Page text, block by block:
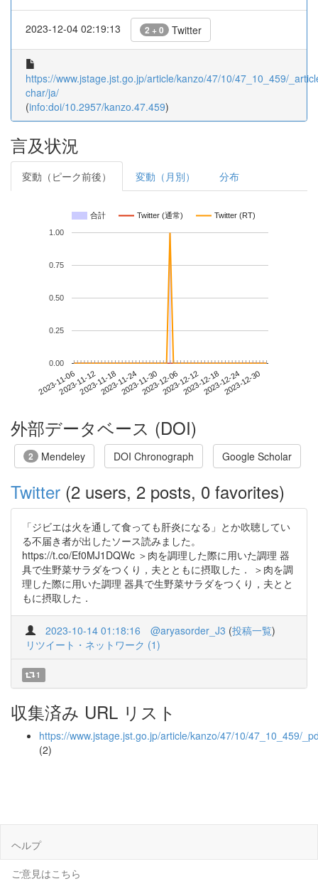
2023-12-04 02:19:13 2 + 0 Twitter
https://www.jstage.jst.go.jp/article/kanzo/47/10/47_10_459/
char/ja/
(info:doi/10.2957/kanzo.47.459)
言及状況
変動（ピーク前後） 変動（月別） 分布
合計 Twitter (通常) Twitter (RT)
2023-11-062023-11-122023-11-182023-11-242023-11-302023-12-062023-12-122023-12-182023-12-242023-12-30
0.00
0.25
0.50
0.75
1.00
外部データベース (DOI)
2 Mendeley DOI Chronograph Google Scholar
Twitter (2 users, 2 posts, 0 favorites)
「ジビエは火を通して食っても肝炎になる」とか吹聴してい
る不届き者が出したソース読みました。
https://t.co/Ef0MJ1DQWc ＞肉を調理した際に用いた調理 器
具で生野菜サラダをつくり，夫とともに摂取した． ＞肉を調
理した際に用いた調理 器具で生野菜サラダをつくり，夫とと
もに摂取した．
2023-10-14 01:18:16 @aryasorder_J3 (投稿一覧)
リツイート・ネットワーク (1)
1
収集済み URL リスト
https://www.jstage.jst.go.jp/article/kanzo/47/10/47_10_459/
(2)
ヘルプ
ご意見はこちら